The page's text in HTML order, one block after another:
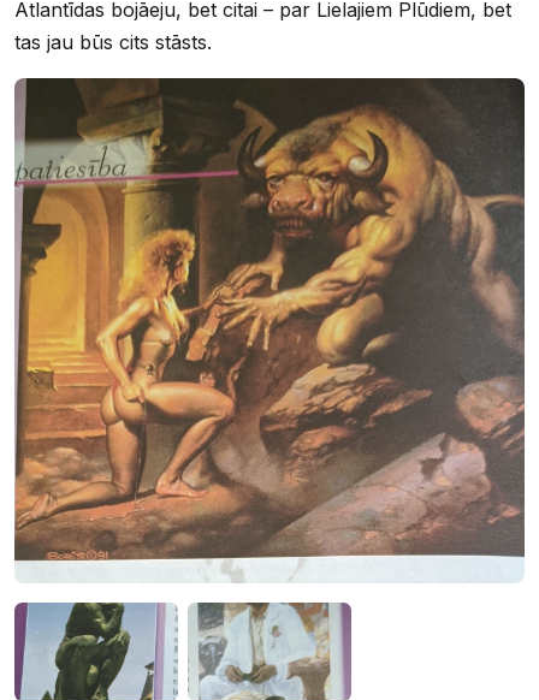
Atlantīdas bojāeju, bet citai – par Lielajiem Plūdiem, bet
tas jau būs cits stāsts.